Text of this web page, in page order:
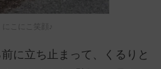
にこにこ笑顔♪
に立ち止まって、くるりと